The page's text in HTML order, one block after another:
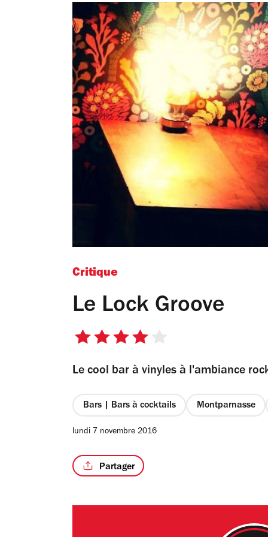
Critique
Le Lock Groove
4
5
Le cool bar à vinyles à l'ambiance
Bars | Bars à cocktails Montparnasse
lundi 7 novembre 2016
Partager